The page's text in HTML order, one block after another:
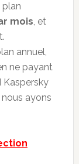
plan
mois, et
annuel,
ne payant
Kaspersky
ayons